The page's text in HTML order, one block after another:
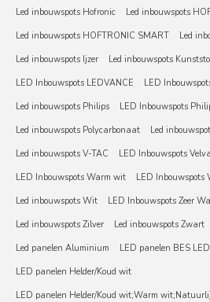
Led inbouwspots Hofronic
Led inbouwspots
Led inbouwspots HOFTRONIC SMART
Led
Led inbouwspots Ijzer
Led inbouwspots
LED Inbouwspots LEDVANCE
LED
Led inbouwspots Philips
LED Inbouwspots
Led inbouwspots Polycarbonaat
Led
Led inbouwspots V-TAC
LED Inbouwspots
LED Inbouwspots Warm wit
LED
Led inbouwspots Wit
LED Inbouwspots Zeer
Led inbouwspots Zilver
Led inbouwspots Zwart
Led panelen Aluminium
LED panelen BES LED
LED panelen Helder/Koud wit
LED panelen Helder/Koud wit;Warm